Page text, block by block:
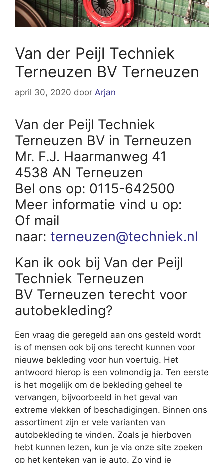
Van der Peijl Techniek
Terneuzen BV Terneuzen
april 30, 2020 door Arjan
Van der Peijl Techniek
Terneuzen BV in Terneuzen
Mr. F.J. Haarmanweg 41
4538 AN Terneuzen
Bel ons op: 0115-642500
Meer informatie vind u op:
Of mail
naar: terneuzen@techniek.nl
Kan ik ook bij Van der Peijl
Techniek Terneuzen
BV Terneuzen terecht voor
autobekleding?
Een vraag die geregeld aan ons gesteld wordt
is of mensen ook bij ons terecht kunnen voor
nieuwe bekleding voor hun voertuig. Het
antwoord hierop is een volmondig ja. Ten eerste
is het mogelijk om de bekleding geheel te
vervangen, bijvoorbeeld in het geval van
extreme vlekken of beschadigingen. Binnen ons
assortiment zijn er vele varianten van
autobekleding te vinden. Zoals je hierboven
hebt kunnen lezen, kun je via onze site zoeken
op het kenteken van je auto. Zo vind je